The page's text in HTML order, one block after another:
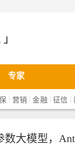
专家
| 营销 |金融 |征信 |
数大模型，